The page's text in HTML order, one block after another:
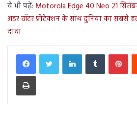
ये भी पढ़ें: Motorola Edge 40 Neo 21
अंडर वॉटर प्रोटेक्शन के साथ दुनिया का सबसे
दावा
LinkedInTumblr
Print